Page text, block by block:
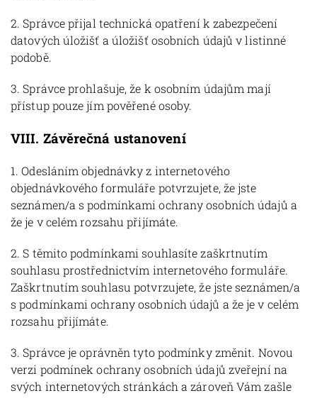
2. Správce přijal technická opatření k zabezpečení
datových úložišť a úložišť osobních údajů v listinné
podobě.
3. Správce prohlašuje, že k osobním údajům mají
přístup pouze jím pověřené osoby.
VIII. Závěrečná ustanovení
1. Odesláním objednávky z internetového
objednávkového formuláře potvrzujete, že jste
seznámen/a s podmínkami ochrany osobních údajů a
že je v celém rozsahu přijímáte.
2. S těmito podmínkami souhlasíte zaškrtnutím
souhlasu prostřednictvím internetového formuláře.
Zaškrtnutím souhlasu potvrzujete, že jste seznámen/a
s podmínkami ochrany osobních údajů a že je v celém
rozsahu přijímáte.
3. Správce je oprávněn tyto podmínky změnit. Novou
verzi podmínek ochrany osobních údajů zveřejní na
svých internetových stránkách a zároveň Vám zašle